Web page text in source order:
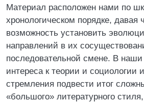
Материал расположен нами по
хронологическом порядке, давая
возможность установить
направлений в их
последовательной смене. В
интереса к теории и социологии
стремления подвести итог
«большого» литературного